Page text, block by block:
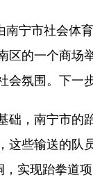
市社会体育
区的一个商场
会氛围。下一
，南宁市的
这些输送的队
实现跆拳道